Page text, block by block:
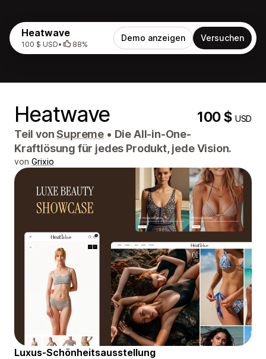
Heatwave
100 $ USD• 88%
Demo anzeigen Versuchen
Heatwave 100 $USD
Teil vonSupreme • Die All-in-One-
Kraftlösung für jedes Produkt, jede Vision.
von Grixio
Luxus-Schönheitsausstellung